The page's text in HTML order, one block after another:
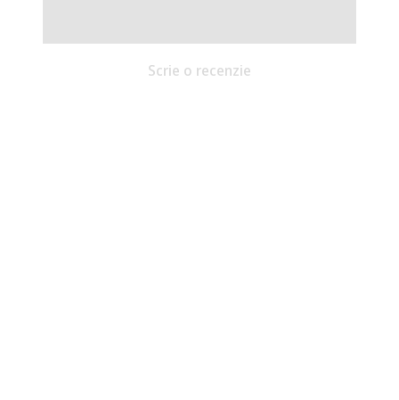
Scrie o recenzie